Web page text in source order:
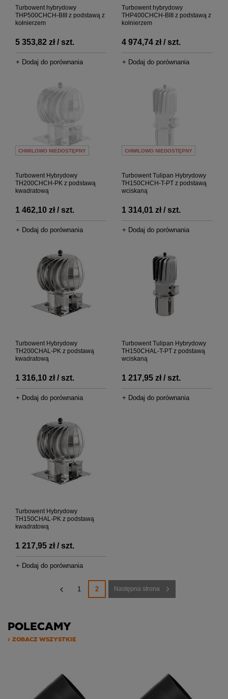
Turbowent hybrydowy
THP500CHCH-BIII z podstawą z
kołnierzem
5 353,82 zł / szt.
+ Dodaj do porównania
Turbowent hybrydowy
THP400CHCH-BIII z podstawą z
kołnierzem
4 974,74 zł / szt.
+ Dodaj do porównania
CHWILOWO NIEDOSTĘPNY
Turbowent Hybrydowy
TH200CHCH-PK z podstawą
kwadratową
1 462,10 zł / szt.
+ Dodaj do porównania
CHWILOWO NIEDOSTĘPNY
Turbowent Tulipan Hybrydowy
TH150CHCH-T-PT z podstawą
wciskaną
1 314,01 zł / szt.
+ Dodaj do porównania
Turbowent Hybrydowy
TH200CHAL-PK z podstawą
kwadratową
1 316,10 zł / szt.
+ Dodaj do porównania
Turbowent Tulipan Hybrydowy
TH150CHAL-T-PT z podstawą
wciskaną
1 217,95 zł / szt.
+ Dodaj do porównania
Turbowent Hybrydowy
TH150CHAL-PK z podstawą
kwadratową
1 217,95 zł / szt.
+ Dodaj do porównania
1 2 Następna strona
POLECAMY
ZOBACZ WSZYSTKIE